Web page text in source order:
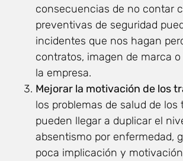
consecuencias de no contar
preventivas de seguridad
incidentes que nos hagan
contratos, imagen de marca
la empresa.
Mejorar la motivación de los
los problemas de salud de los
pueden llegar a duplicar el
absentismo por enfermedad,
poca implicación y